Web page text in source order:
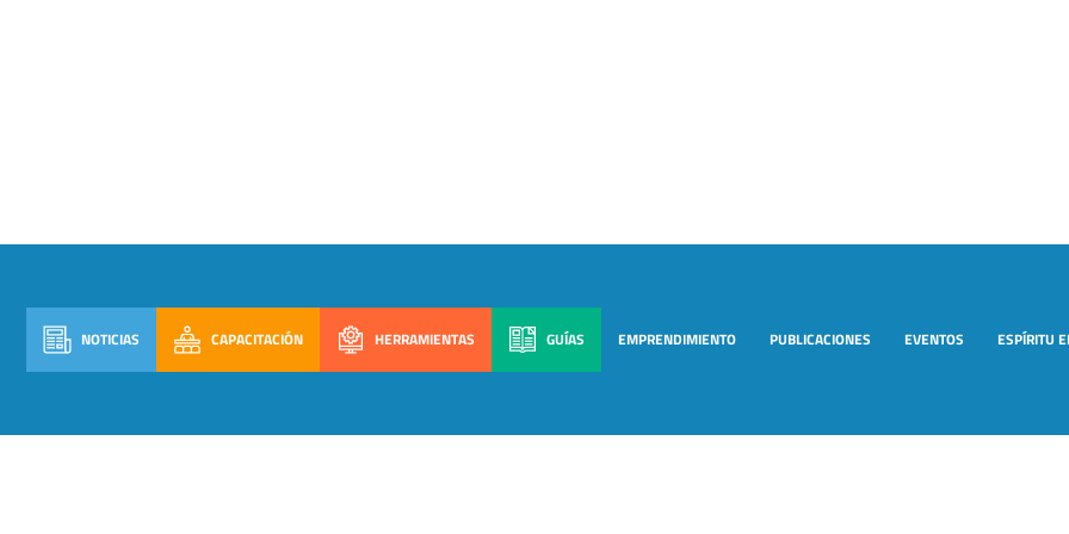
NOTICIAS CAPACITACIÓN HERRAMIENTAS GUÍAS EMPRENDIMIENTO PUBLICACIONES EVENTOS ESPÍRITU